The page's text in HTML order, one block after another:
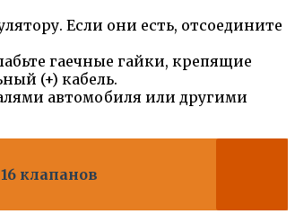
Если они есть, отсоедините
гаечные гайки, крепящие
(+) кабель.
автомобиля или другими
клапанов